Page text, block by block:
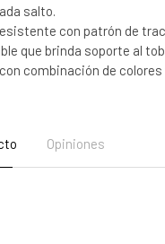
salto.
con patrón de
que brinda soporte al
combinación de
Opiniones